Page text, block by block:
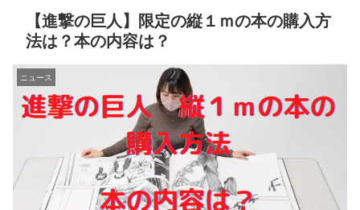
【進撃の巨人】限定の縦１ｍの本の購入方
法は？本の内容は？
ニュース